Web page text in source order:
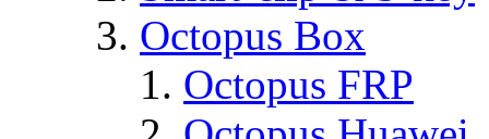
Octopus Box
Octopus FRP